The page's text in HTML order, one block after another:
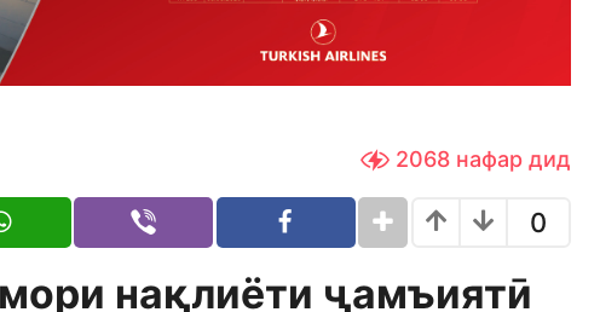
2068 нафар дид
0
нақлиёти ҷамъиятӣ